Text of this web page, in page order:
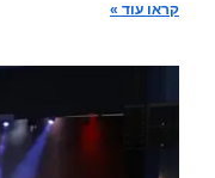
קראו עוד »